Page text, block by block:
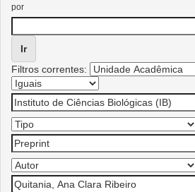
por
Filtros correntes: